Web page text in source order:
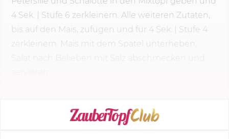
4 Sek.
Stufe 6 zerkleinern. Alle weiteren Zutaten,
bis auf den Mais, zufügen und für 4 Sek. | Stufe 4
zerkleinern. Mais mit dem Spatel unterheben,
KOCHMODUS STARTEN